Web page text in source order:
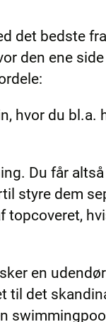
det bedste
den ene
hvor du bl.a.
Du får
styre dem
topcoveret,
en
til det